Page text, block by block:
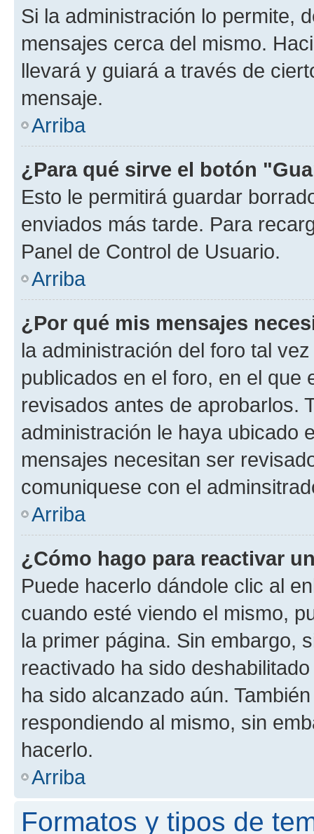
Si la administración lo permite,
mensajes cerca del mismo.
llevará y guiará a través de
mensaje.
Arriba
¿Para qué sirve el botón
Esto le permitirá guardar
enviados más tarde. Para
Panel de Control de Usuario.
Arriba
¿Por qué mis mensajes
la administración del foro tal
publicados en el foro, en el
revisados antes de aprobarlos.
administración le haya ubicado
mensajes necesitan ser
comuniquese con el
Arriba
¿Cómo hago para reactivar
Puede hacerlo dándole clic al
cuando esté viendo el mismo,
la primer página. Sin embargo,
reactivado ha sido
ha sido alcanzado aún.
respondiendo al mismo, sin
hacerlo.
Arriba
Formatos y tipos de